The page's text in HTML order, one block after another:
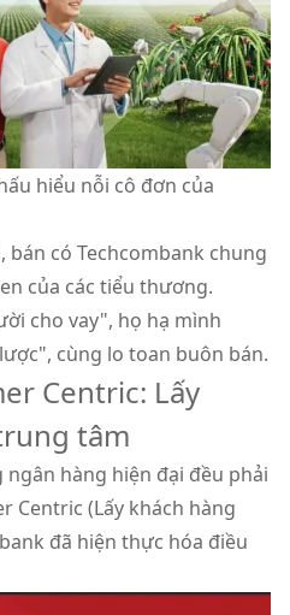
hiểu nỗi cô đơn của
bán có Techcombank chung
của các tiểu thương.
cho vay", họ hạ mình
cùng lo toan buôn bán.
Centric: Lấy
tâm
hàng hiện đại đều phải
Centric (Lấy khách hàng
đã hiện thực hóa điều